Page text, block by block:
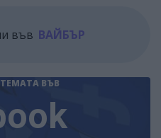
във ВАЙБЪР
ВЪВ